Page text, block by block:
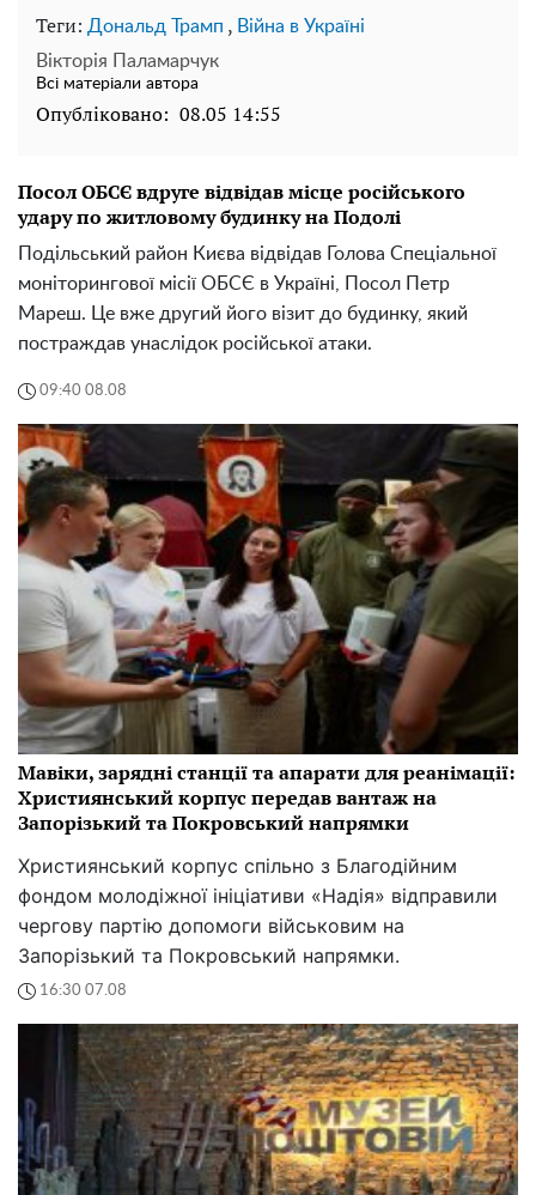
Теги: Дональд Трамп , Війна в Україні
Вікторія Паламарчук
Всі матеріали автора
Опубліковано: 08.05 14:55
Посол ОБСЄ вдруге відвідав місце російського
удару по житловому будинку на Подолі
Подільський район Києва відвідав Голова Спеціальної
моніторингової місії ОБСЄ в Україні, Посол Петр
Мареш. Це вже другий його візит до будинку, який
постраждав унаслідок російської атаки.
09:40 08.08
Мавіки, зарядні станції та апарати для реанімації:
Християнський корпус передав вантаж на
Запорізький та Покровський напрямки
Християнський корпус спільно з Благодійним
фондом молодіжної ініціативи «Надія» відправили
чергову партію допомоги військовим на
Запорізький та Покровський напрямки.
16:30 07.08